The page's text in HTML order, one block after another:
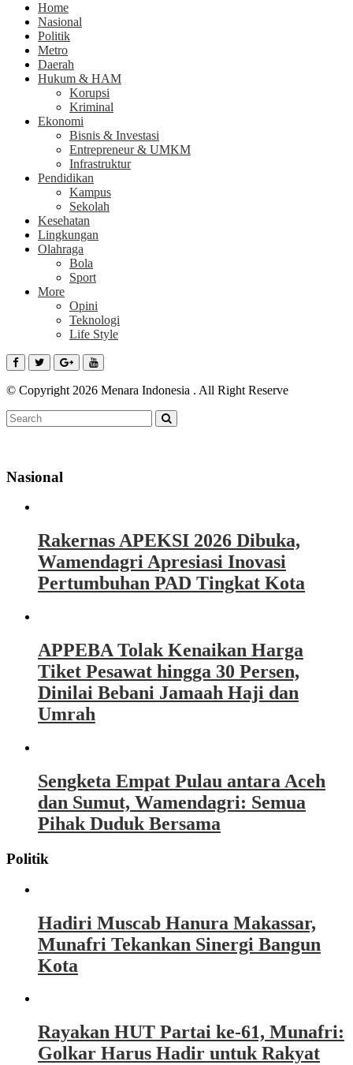
Home
Nasional
Politik
Metro
Daerah
Hukum & HAM
Korupsi
Kriminal
Ekonomi
Bisnis & Investasi
Entrepreneur & UMKM
Infrastruktur
Pendidikan
Kampus
Sekolah
Kesehatan
Lingkungan
Olahraga
Bola
Sport
More
Opini
Teknologi
Life Style
© Copyright 2026 Menara Indonesia . All Right Reserve
Nasional
Rakernas APEKSI 2026 Dibuka,
Wamendagri Apresiasi Inovasi
Pertumbuhan PAD Tingkat Kota
APPEBA Tolak Kenaikan Harga
Tiket Pesawat hingga 30 Persen,
Dinilai Bebani Jamaah Haji dan
Umrah
Sengketa Empat Pulau antara Aceh
dan Sumut, Wamendagri: Semua
Pihak Duduk Bersama
Politik
Hadiri Muscab Hanura Makassar,
Munafri Tekankan Sinergi Bangun
Kota
Rayakan HUT Partai ke-61, Munafri:
Golkar Harus Hadir untuk Rakyat